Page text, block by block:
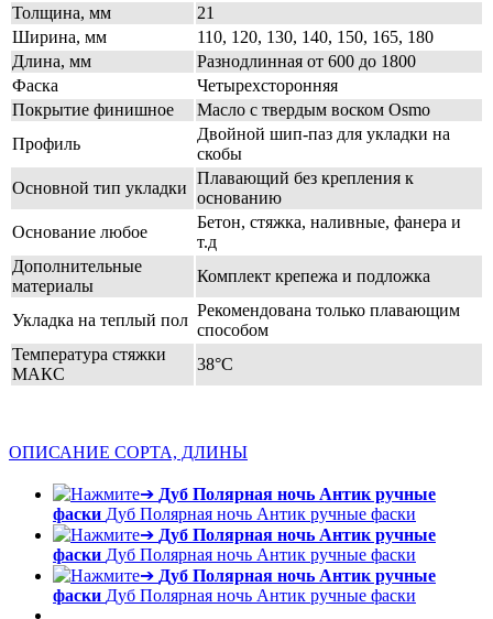
Толщина, мм
21
Ширина, мм
110, 120, 130, 140, 150, 165, 180
Длина, мм
Разнодлинная от 600 до 1800
Фаска
Четырехсторонняя
Покрытие финишное
Масло с твердым воском Osmo
Профиль
Двойной шип-паз для укладки на
скобы
Основной тип укладки
Плавающий без крепления к
основанию
Основание любое
Бетон, стяжка, наливные, фанера и
т.д
Дополнительные
материалы
Комплект крепежа и подложка
Укладка на теплый пол
Рекомендована только плавающим
способом
Температура стяжки
МАКС
38°С
ОПИСАНИЕ СОРТА, ДЛИНЫ
Дуб Полярная ночь Антик ручные
фаски Дуб Полярная ночь Антик ручные фаски
Дуб Полярная ночь Антик ручные
фаски Дуб Полярная ночь Антик ручные фаски
Дуб Полярная ночь Антик ручные
фаски Дуб Полярная ночь Антик ручные фаски